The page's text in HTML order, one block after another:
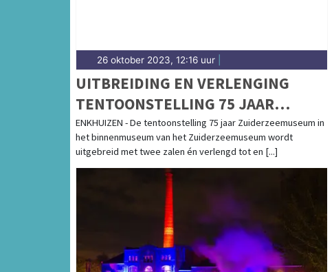
26 oktober 2023, 12:16 uur
UITBREIDING EN VERLENGING
TENTOONSTELLING 75 JAAR
ZUIDERZEEMUSEUM
ENKHUIZEN - De tentoonstelling 75 jaar Zuiderzeemuseum in
het binnenmuseum van het Zuiderzeemuseum wordt
uitgebreid met twee zalen én verlengd tot en [...]